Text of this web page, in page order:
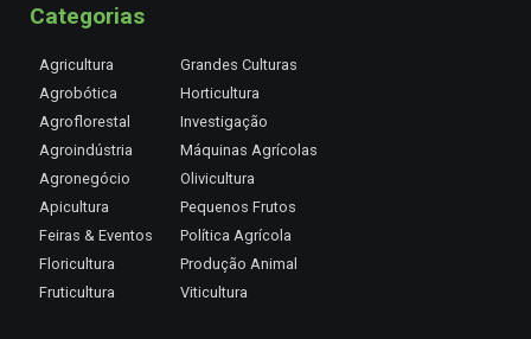
Categorias
Agricultura
Agrobótica
Agroflorestal
Agroindústria
Agronegócio
Apicultura
Feiras & Eventos
Floricultura
Fruticultura
Grandes Culturas
Horticultura
Investigação
Máquinas Agrícolas
Olivicultura
Pequenos Frutos
Política Agrícola
Produção Animal
Viticultura